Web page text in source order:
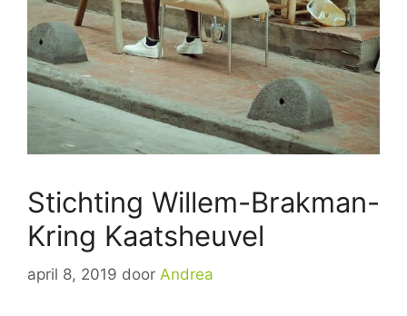
Stichting Willem-Brakman-
Kring Kaatsheuvel
april 8, 2019 door Andrea